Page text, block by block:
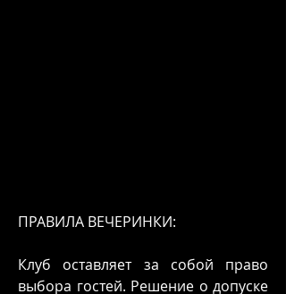
ПРАВИЛА ВЕЧЕРИНКИ:
Клуб оставляет за собой право
выбора гостей. Решение о допуске